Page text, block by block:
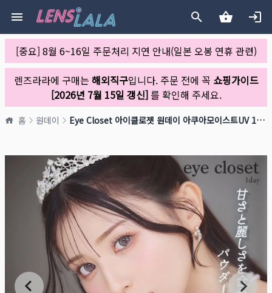
[중요] 8월 6~16일 주문처리 지연 안내(일본 오봉 연휴 관련)
렌즈라라에 구매는 해외직구입니다. 주문 전에 꼭 쇼핑가이드
[2026년 7월 15일 갱신]를 확인해 주세요.
홈 원데이 Eye Closet 아이클로젯 원데이 아쿠아모이스트UV 14.5mm 파우더(1박스 10개들이)